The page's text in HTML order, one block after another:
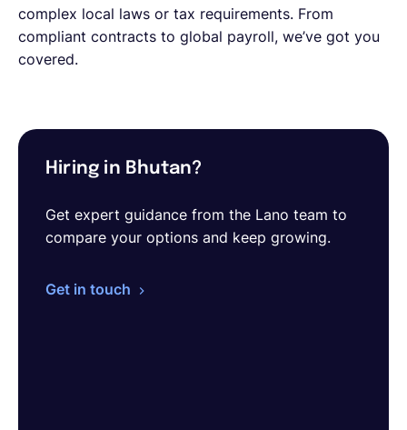
complex local laws or tax requirements. From
compliant contracts to global payroll, we’ve got you
covered.
Hiring in Bhutan?
Get expert guidance from the Lano team to
compare your options and keep growing.
Get in touch